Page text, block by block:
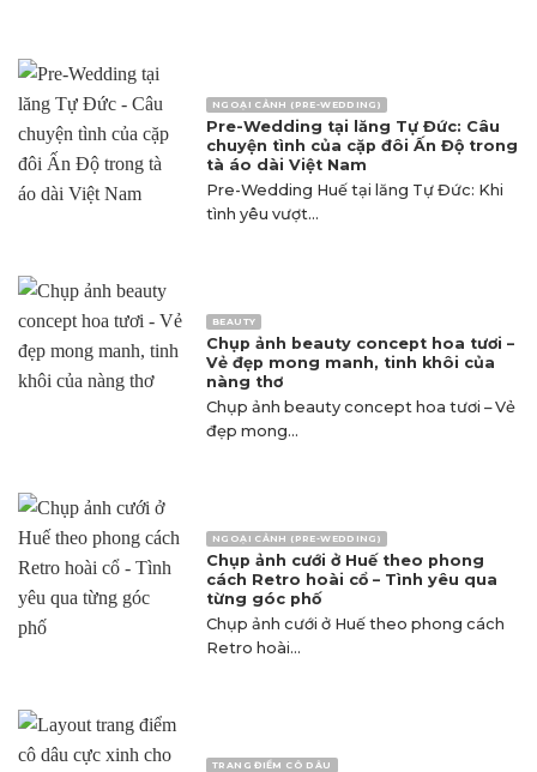
NGOẠI CẢNH (PRE-WEDDING)
Pre-Wedding tại lăng Tự Đức: Câu
chuyện tình của cặp đôi Ấn Độ trong
tà áo dài Việt Nam
Pre-Wedding Huế tại lăng Tự Đức: Khi
tình yêu vượt...
BEAUTY
Chụp ảnh beauty concept hoa tươi –
Vẻ đẹp mong manh, tinh khôi của
nàng thơ
Chụp ảnh beauty concept hoa tươi – Vẻ
đẹp mong...
NGOẠI CẢNH (PRE-WEDDING)
Chụp ảnh cưới ở Huế theo phong
cách Retro hoài cổ – Tình yêu qua
từng góc phố
Chụp ảnh cưới ở Huế theo phong cách
Retro hoài...
TRANG ĐIỂM CÔ DÂU